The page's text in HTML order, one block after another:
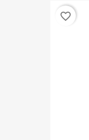
favorite_border